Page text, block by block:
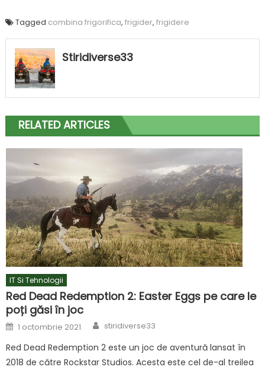
Tagged combina frigorifica, frigider, frigidere
Stiridiverse33
RELATED ARTICLES
IT Si Tehnologii
Red Dead Redemption 2: Easter Eggs pe care le
poți găsi în joc
Posted
on
1 octombrie 2021 Author
stiridiverse33
Red Dead Redemption 2 este un joc de aventură lansat în
2018 de către Rockstar Studios. Acesta este cel de-al treilea